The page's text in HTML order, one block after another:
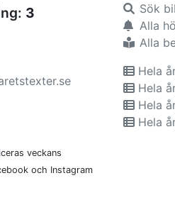
3
veckans
och Instagram
Sök
Alla
Alla
Hela
Hela
Hela
Hela